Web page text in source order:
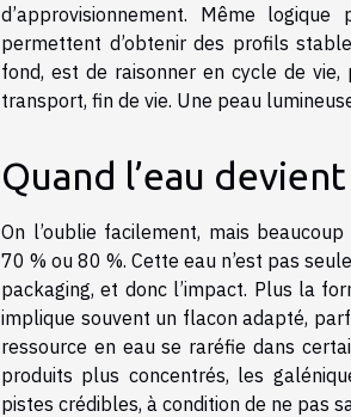
d’approvisionnement. Même
permettent d’obtenir des profils
fond, est de raisonner en cycle de
transport, fin de vie. Une peau
Quand l’eau
On l’oublie facilement, mais
70 % ou 80 %. Cette eau n’est pas
packaging, et donc l’impact. Plus la
implique souvent un flacon adapté,
ressource en eau se raréfie dans
produits plus concentrés, les
pistes crédibles, à condition de ne pas